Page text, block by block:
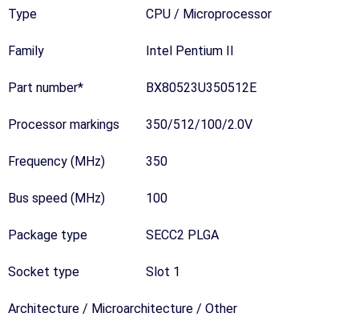
Type CPU / Microprocessor
Family Intel Pentium II
Part number* BX80523U350512E
Processor markings 350/512/100/2.0V
Frequency (MHz) 350
Bus speed (MHz) 100
Package type SECC2 PLGA
Socket type Slot 1
Architecture / Microarchitecture / Other